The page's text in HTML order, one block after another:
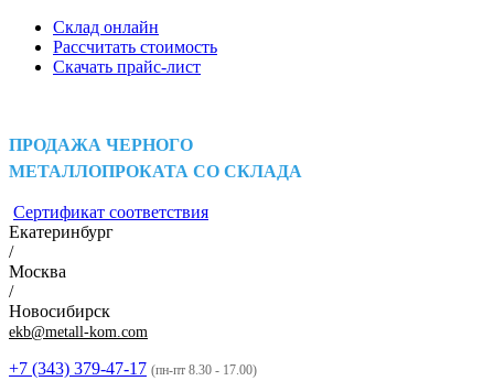
Склад онлайн
Рассчитать стоимость
Скачать прайс-лист
ПРОДАЖА ЧЕРНОГО
МЕТАЛЛОПРОКАТА СО СКЛАДА
Сертификат соответствия
Екатеринбург
/
Москва
/
Новосибирск
ekb@metall-kom.com
+7 (343) 379-47-17 (пн-пт 8.30 - 17.00)